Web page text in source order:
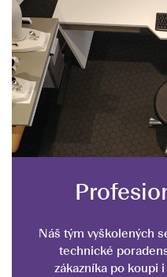
Náš tým vyškolených
technické
zákazníka po koupi